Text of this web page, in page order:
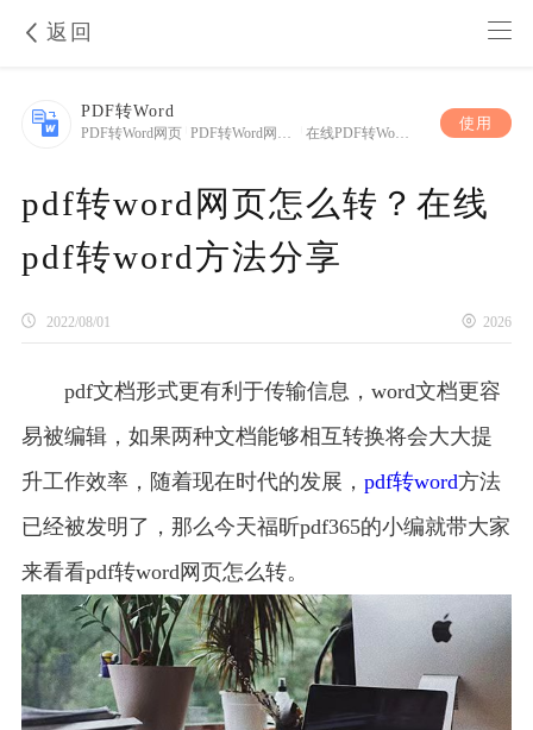
返回
PDF转Word
PDF转Word网页 在线PDF转Word怎么转
使用
pdf转word网页怎么转？在线
pdf转word方法分享
2022/08/01 2026
pdf文档形式更有利于传输信息，word文档更容
易被编辑，如果两种文档能够相互转换将会大大提
升工作效率，随着现在时代的发展， pdf转word方法
已经被发明了，那么今天福昕pdf365的小编就带大家
来看看pdf转word网页怎么转。